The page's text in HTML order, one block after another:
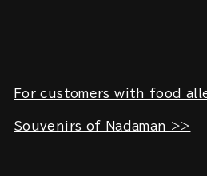
For customers with food
Souvenirs of Nadaman >>